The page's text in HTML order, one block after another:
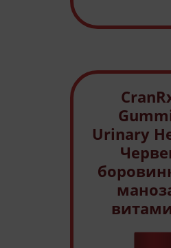
Urinary